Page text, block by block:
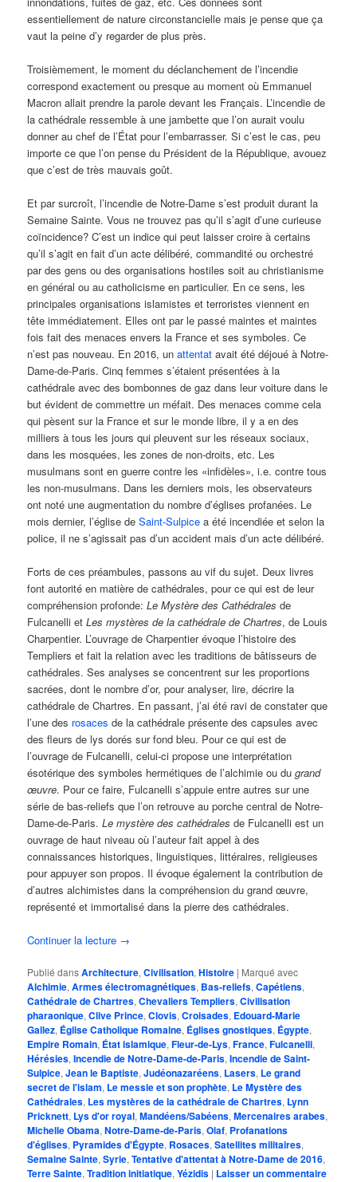
essentiellement de nature circonstancielle mais je pense que ça
vaut la peine d’y regarder de plus près.
Troisièmement, le moment du déclanchement de l’incendie
correspond exactement ou presque au moment où Emmanuel
Macron allait prendre la parole devant les Français. L’incendie de
la cathédrale ressemble à une jambette que l’on aurait voulu
donner au chef de l’État pour l’embarrasser. Si c’est le cas, peu
importe ce que l’on pense du Président de la République, avouez
que c’est de très mauvais goût.
Et par surcroît, l’incendie de Notre-Dame s’est produit durant la
Semaine Sainte. Vous ne trouvez pas qu’il s’agit d’une curieuse
coïncidence? C’est un indice qui peut laisser croire à certains
qu’il s’agit en fait d’un acte délibéré, commandité ou orchestré
par des gens ou des organisations hostiles soit au christianisme
en général ou au catholicisme en particulier. En ce sens, les
principales organisations islamistes et terroristes viennent en
tête immédiatement. Elles ont par le passé maintes et maintes
fois fait des menaces envers la France et ses symboles. Ce
n’est pas nouveau. En 2016, unattentat avait été déjoué à Notre-
Dame-de-Paris. Cinq femmes s’étaient présentées à la
cathédrale avec des bombonnes de gaz dans leur voiture dans le
but évident de commettre un méfait. Des menaces comme cela
qui pèsent sur la France et sur le monde libre, il y a en des
milliers à tous les jours qui pleuvent sur les réseaux sociaux,
dans les mosquées, les zones de non-droits, etc. Les
musulmans sont en guerre contre les «infidèles», i.e. contre tous
les non-musulmans. Dans les derniers mois, les observateurs
ont noté une augmentation du nombre d’églises profanées. Le
mois dernier, l’église deSaint-Sulpice a été incendiée et selon la
police, il ne s’agissait pas d’un accident mais d’un acte délibéré.
Forts de ces préambules, passons au vif du sujet. Deux livres
font autorité en matière de cathédrales, pour ce qui est de leur
compréhension profonde: Le Mystère des Cathédrales de
Fulcanelli etLes mystères de la cathédrale de Chartres, de Louis
Charpentier. L’ouvrage de Charpentier évoque l’histoire des
Templiers et fait la relation avec les traditions de bâtisseurs de
cathédrales. Ses analyses se concentrent sur les proportions
sacrées, dont le nombre d’or, pour analyser, lire, décrire la
cathédrale de Chartres. En passant, j’ai été ravi de constater que
l’une des rosaces de la cathédrale présente des capsules avec
des fleurs de lys dorés sur fond bleu. Pour ce qui est de
l’ouvrage de Fulcanelli, celui-ci propose une interprétation
ésotérique des symboles hermétiques de l’alchimie ou dugrand
œuvre. Pour ce faire, Fulcanelli s’appuie entre autres sur une
série de bas-reliefs que l’on retrouve au porche central de Notre-
Dame-de-Paris.Le mystère des cathédrales de Fulcanelli est un
ouvrage de haut niveau où l’auteur fait appel à des
connaissances historiques, linguistiques, littéraires, religieuses
pour appuyer son propos. Il évoque également la contribution de
d’autres alchimistes dans la compréhension du grand œuvre,
représenté et immortalisé dans la pierre des cathédrales.
Continuer la lecture →
Publié dansArchitecture,Civilisation,Histoire | Marqué avec
Alchimie,Armes électromagnétiques, Bas-reliefs,Capétiens,
Cathédrale de Chartres,Chevaliers Templiers,Civilisation
pharaonique,Clive Prince,Clovis,Croisades, Edouard-Marie
Gallez, Église Catholique Romaine, Églises gnostiques, Égypte,
Empire Romain, État islamique,Fleur-de-Lys,France,Fulcanelli,
Hérésies,Incendie de Notre-Dame-de-Paris,Incendie de Saint-
Sulpice,Jean le Baptiste,Judéonazaréens, Lasers, Le grand
secret de l'islam, Le messie et son prophète, Le Mystère des
Cathédrales, Les mystères de la cathédrale de Chartres, Lynn
Pricknett, Lys d'or royal,Mandéens/Sabéens,Mercenaires arabes,
Michelle Obama,Notre-Dame-de-Paris,Olaf, Profanations
d'églises, Pyramides d'Égypte, Rosaces,Satellites militaires,
Semaine Sainte,Syrie,Tentative d'attentat à Notre-Dame de 2016,
Terre Sainte,Tradition initiatique,Yézidis | Laisser un commentaire